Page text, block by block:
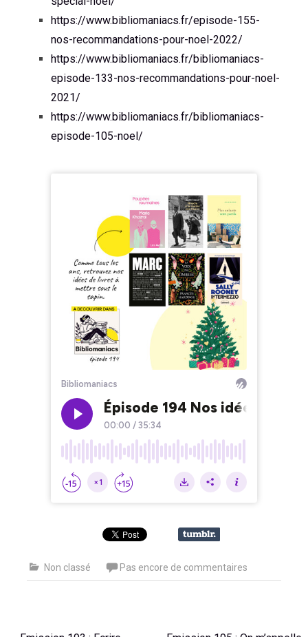
https://www.bibliomaniacs.fr/episode-155-
nos-recommandations-pour-noel-2022/
https://www.bibliomaniacs.fr/bibliomaniacs-
episode-133-nos-recommandations-pour-noel-
2021/
https://www.bibliomaniacs.fr/bibliomaniacs-
episode-105-noel/
Non classé Pas encore de commentaires